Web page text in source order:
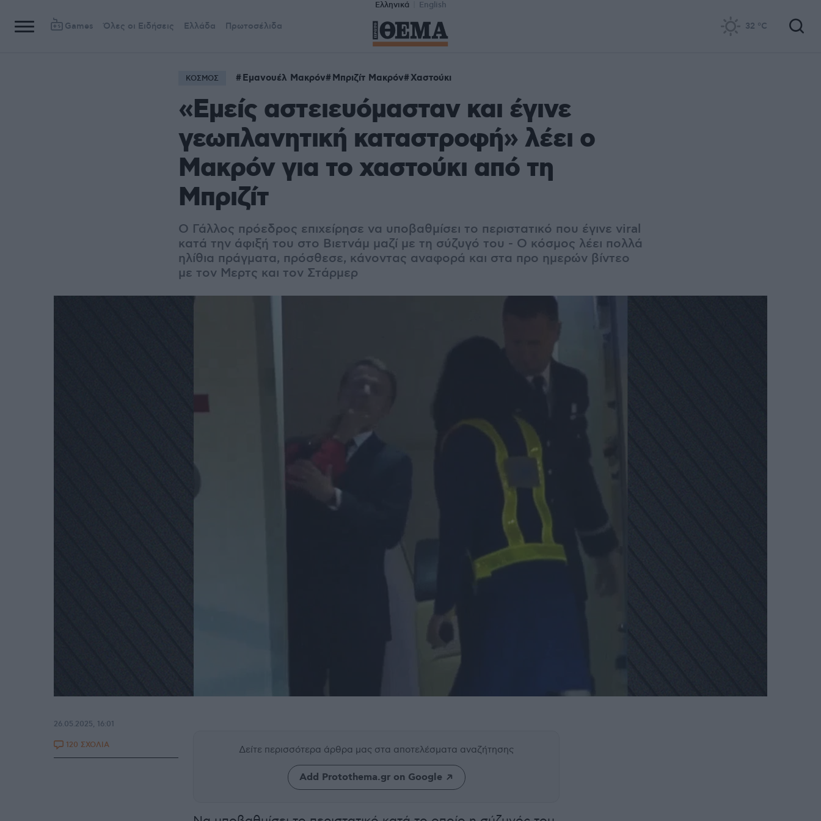
Ελληνικά English
Games Όλες οι Ειδήσεις Ελλάδα Πρωτοσέλιδα 32 °C
ΚΟΣΜΟΣ Εμανουέλ Μακρόν Μπριζίτ Μακρόν Χαστούκι
«Εμείς αστειευόμασταν και έγινε
γεωπλανητική καταστροφή» λέει ο
Μακρόν για το χαστούκι από τη
Μπριζίτ
Ο Γάλλος πρόεδρος επιχείρησε να υποβαθμίσει το περιστατικό που έγινε viral
κατά την άφιξή του στο Βιετνάμ μαζί με τη σύζυγό του - Ο κόσμος λέει πολλά
ηλίθια πράγματα, πρόσθεσε, κάνοντας αναφορά και στα προ ημερών βίντεο
με τον Μερτς και τον Στάρμερ
Δείτε περισσότερα άρθρα μας στα αποτελέσματα αναζήτησης
Add Protothema.gr on Google
26.05.2025, 16:01
120 ΣΧΟΛΙΑ